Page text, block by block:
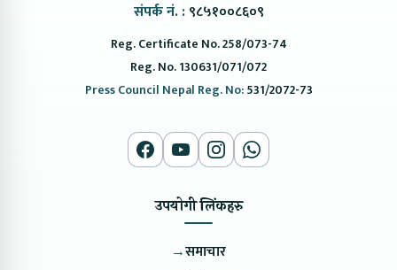
संपर्क नं. : ९८५१००८६०९
Reg. Certificate No. 258/073-74
Reg. No. 130631/071/072
Press Council Nepal Reg. No:531/2072-73
उपयोगी लिंकहरु
→समाचार